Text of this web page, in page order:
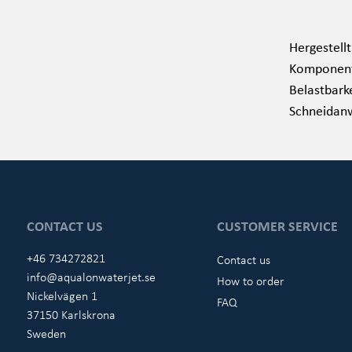
CONTACT US
+46 734272821
info@aqualonwaterjet.se
Nickelvägen 1
37150 Karlskrona
Sweden
CUSTOMER SERVICE
Contact us
How to order
FAQ